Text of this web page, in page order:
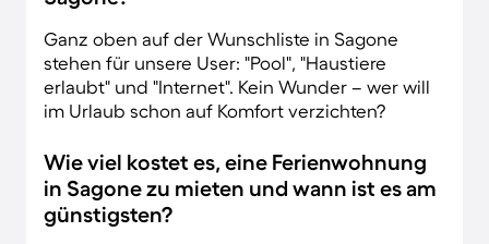
Ganz oben auf der Wunschliste in Sagone
stehen für unsere User: "Pool", "Haustiere
erlaubt" und "Internet". Kein Wunder – wer will
im Urlaub schon auf Komfort verzichten?
Wie viel kostet es, eine Ferienwohnung
in Sagone zu mieten und wann ist es am
günstigsten?